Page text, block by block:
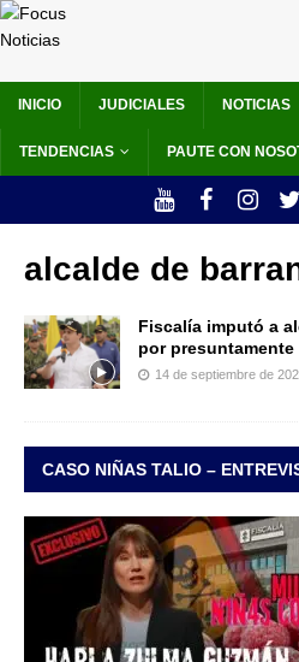
INICIO JUDICIALES NOTICIAS
TENDENCIAS PAUTE CON
alcalde de
Fiscalía imputó a
por presuntamente
14 de septiembre de
CASO NIÑAS TALIO –